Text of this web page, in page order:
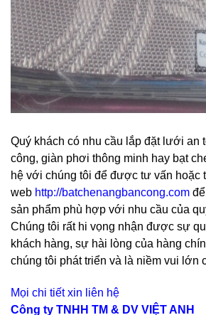
Quý khách có nhu cầu lắp đặt lưới an
công, giàn phơi thông minh hay bạt
hệ với chúng tôi để được tư vấn hoặc
web http://batchenangbancong.com
sản phẩm phù hợp với nhu cầu của
Chúng tôi rất hi vọng nhận được sự
khách hàng, sự hài lòng của hàng
chúng tôi phát triển và là niềm vui lớn
Mọi chi tiết xin liên hệ
Công ty TNHH TM & DV VIỆT ANH